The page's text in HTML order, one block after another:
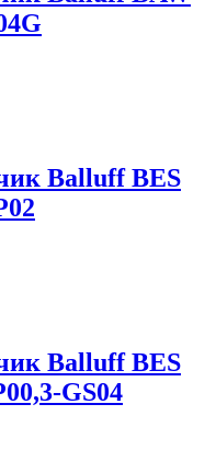
Balluff BES
Balluff BES
GS04